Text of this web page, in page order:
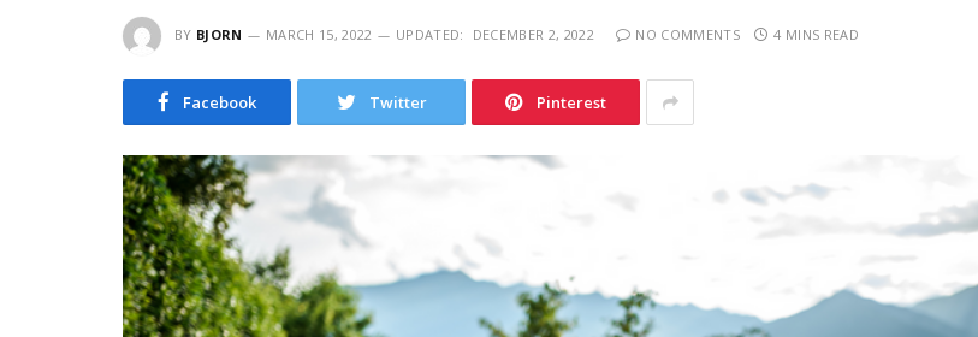
BY BJORN MARCH 15, 2022 UPDATED: DECEMBER 2, 2022 NO COMMENTS 4 MINS READ
Facebook Twitter Pinterest